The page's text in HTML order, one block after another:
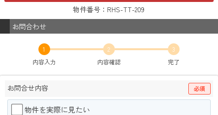
物件番号：RHS-TT-209
お問合わせ
1
内容入力
2
内容確認
3
完了
お問合せ内容 必須
物件を実際に見たい